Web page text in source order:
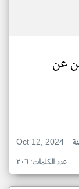
عن
Oct 12, 2024
عدد الكلمات: ٢٠٦